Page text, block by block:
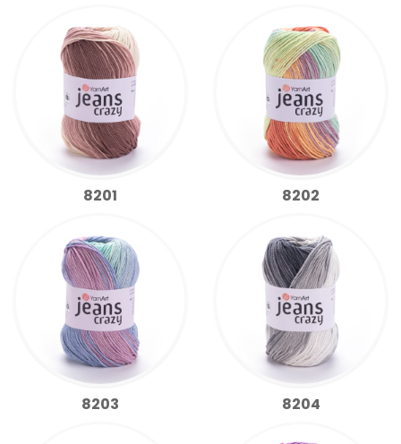
8201 8202
8203 8204